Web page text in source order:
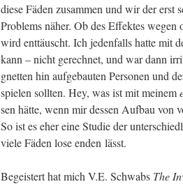
die­se Fäden zusam­men und wir der erst
Pro­blems näher. Ob des Effek­tes
wird ent­täuscht. Ich jeden­falls hat­te mit
kann – nicht gerech­net, und war dann
gnet­ten hin auf­ge­bau­ten Per­so­nen und
spie­len soll­ten. Hey, was ist mit mei­nem
sen hät­te, wenn mir des­sen Auf­bau von
So ist es eher eine Stu­die der
vie­le Fäden lose enden lässt.
Begeis­tert hat mich V.E. Schwabs The